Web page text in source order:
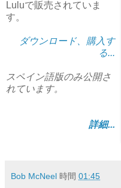
Luluで販売されていま
す。
ダウンロード、購入す
る...
スペイン語版のみ公開さ
れています。
詳細...
Bob McNeel 時間 01:45